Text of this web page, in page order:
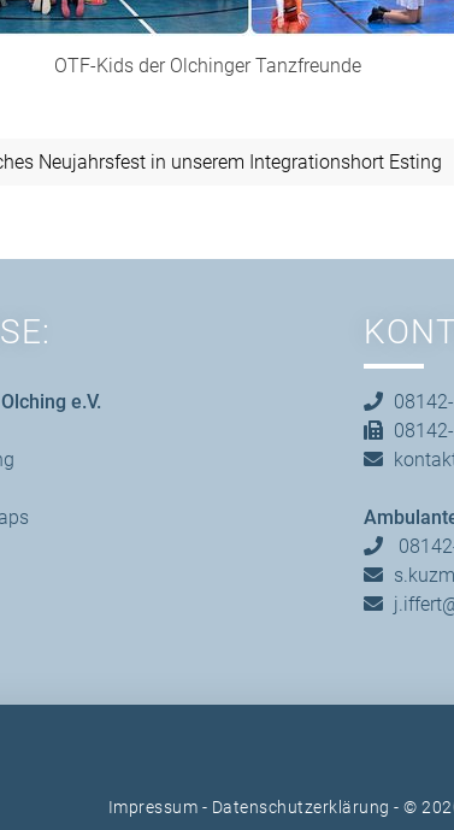
OTF-Kids der Olchinger Tanzfreunde
Neujahrsfest in unserem Integrationshort Esting
e.V.
Impressum - Datenschutzerklärung - ©